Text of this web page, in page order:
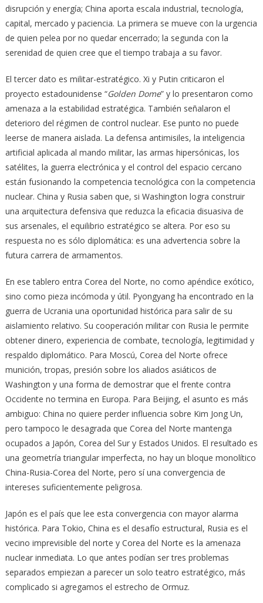
disrupción y energía; China aporta escala industrial, tecnología,
capital, mercado y paciencia. La primera se mueve con la urgencia
de quien pelea por no quedar encerrado; la segunda con la
serenidad de quien cree que el tiempo trabaja a su favor.
El tercer dato es militar-estratégico. Xi y Putin criticaron el
proyecto estadounidense “Golden Dome” y lo presentaron como
amenaza a la estabilidad estratégica. También señalaron el
deterioro del régimen de control nuclear. Ese punto no puede
leerse de manera aislada. La defensa antimisiles, la inteligencia
artificial aplicada al mando militar, las armas hipersónicas, los
satélites, la guerra electrónica y el control del espacio cercano
están fusionando la competencia tecnológica con la competencia
nuclear. China y Rusia saben que, si Washington logra construir
una arquitectura defensiva que reduzca la eficacia disuasiva de
sus arsenales, el equilibrio estratégico se altera. Por eso su
respuesta no es sólo diplomática: es una advertencia sobre la
futura carrera de armamentos.
En ese tablero entra Corea del Norte, no como apéndice exótico,
sino como pieza incómoda y útil. Pyongyang ha encontrado en la
guerra de Ucrania una oportunidad histórica para salir de su
aislamiento relativo. Su cooperación militar con Rusia le permite
obtener dinero, experiencia de combate, tecnología, legitimidad y
respaldo diplomático. Para Moscú, Corea del Norte ofrece
munición, tropas, presión sobre los aliados asiáticos de
Washington y una forma de demostrar que el frente contra
Occidente no termina en Europa. Para Beijing, el asunto es más
ambiguo: China no quiere perder influencia sobre Kim Jong Un,
pero tampoco le desagrada que Corea del Norte mantenga
ocupados a Japón, Corea del Sur y Estados Unidos. El resultado es
una geometría triangular imperfecta, no hay un bloque monolítico
China-Rusia-Corea del Norte, pero sí una convergencia de
intereses suficientemente peligrosa.
Japón es el país que lee esta convergencia con mayor alarma
histórica. Para Tokio, China es el desafío estructural, Rusia es el
vecino imprevisible del norte y Corea del Norte es la amenaza
nuclear inmediata. Lo que antes podían ser tres problemas
separados empiezan a parecer un solo teatro estratégico, más
complicado si agregamos el estrecho de Ormuz.